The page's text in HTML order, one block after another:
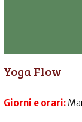
Yoga Flow
Giorni e orari: